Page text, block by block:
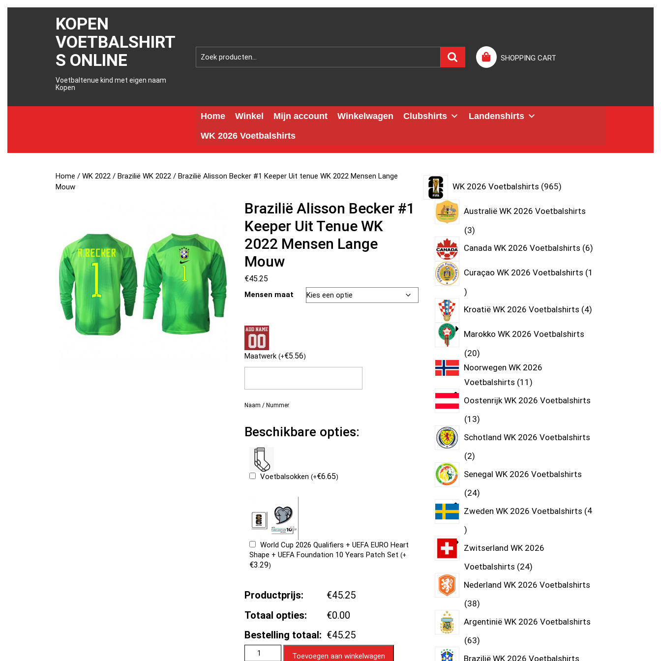
KOPEN
VOETBALSHIRT
S ONLINE
Voetbaltenue kind met eigen naam
Kopen
SHOPPING CART
Home Winkel Mijn account Winkelwagen Clubshirts
Landenshirts
WK 2026 Voetbalshirts
Home /WK 2022 /Brazilië WK 2022 / Brazilië Alisson Becker #1 Keeper Uit tenue WK 2022 Mensen Lange
Mouw
Brazilië Alisson Becker #1
Keeper Uit Tenue WK
2022 Mensen Lange
Mouw
€45.25
Mensen maat
Maatwerk (+€5.56)
Naam / Nummer
Beschikbare opties:
Voetbalsokken (+€6.65)
World Cup 2026 Qualifiers + UEFA EURO Heart
Shape + UEFA Foundation 10 Years Patch Set (+
€3.29)
Productprijs:
€45.25
Totaal opties:
€0.00
Bestelling totaal: €45.25
Toevoegen aan winkelwagen
WK 2026 Voetbalshirts 965
Australië WK 2026 Voetbalshirts
3
Canada WK 2026 Voetbalshirts 6
Curaçao WK 2026 Voetbalshirts 1
Kroatië WK 2026 Voetbalshirts 4
Marokko WK 2026 Voetbalshirts
20
Noorwegen WK 2026
Voetbalshirts 11
Oostenrijk WK 2026 Voetbalshirts
13
Schotland WK 2026 Voetbalshirts
2
Senegal WK 2026 Voetbalshirts
24
Zweden WK 2026 Voetbalshirts 4
Zwitserland WK 2026
Voetbalshirts 24
Nederland WK 2026 Voetbalshirts
38
Argentinië WK 2026 Voetbalshirts
63
Brazilië WK 2026 Voetbalshirts